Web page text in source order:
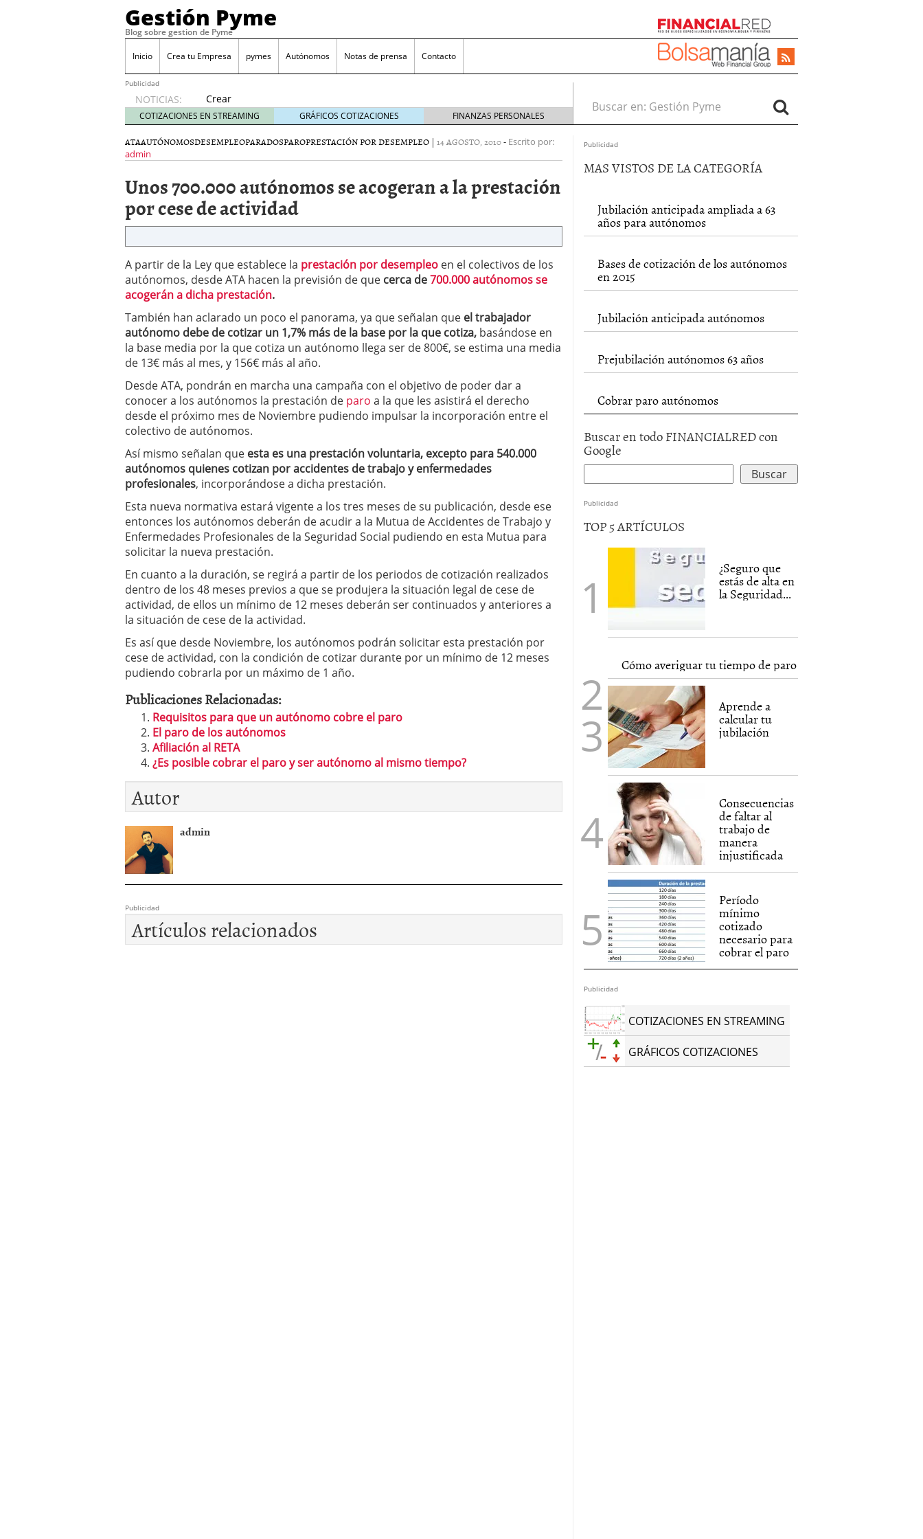
Gestión Pyme
Blog sobre gestion de Pyme
Inicio Crea tu Empresa pymes Autónomos Notas de prensa Contacto
Publicidad
NOTICIAS:
Crear
empresa
online vs
proceso
reales
para
pymes
Sobres de cartón: una inversión rentable para las pymes que venden online
septiembre 4, 2025
Cómo convertir tu negocio en un ecommerce exitoso junio 20, 2025
Los CRM: Impulsores de la Transformación Empresarial
Reubicación internacional: guía rápida para trasladar empleados sin
errores abril 10, 2025
COTIZACIONES EN STREAMING GRÁFICOS COTIZACIONES FINANZAS PERSONALES
Buscar en:
ATAAUTÓNOMOSDESEMPLEOPARADOSPAROPRESTACIÓN POR DESEMPLEO | 14 AGOSTO, 2010- Escrito por:
admin
Unos 700.000 autónomos se acogeran a la prestación
por cese de actividad
A partir de la Ley que establece la prestación por desempleo en el colectivos de los
autónomos, desde ATA hacen la previsión de que cerca de700.000 autónomos se
acogerán a dicha prestación.
También han aclarado un poco el panorama, ya que señalan que el trabajador
autónomo debe de cotizar un 1,7% más de la base por la que cotiza, basándose en
la base media por la que cotiza un autónomo llega ser de 800€, se estima una media
de 13€ más al mes, y 156€ más al año.
Desde ATA, pondrán en marcha una campaña con el objetivo de poder dar a
conocer a los autónomos la prestación de paro a la que les asistirá el derecho
desde el próximo mes de Noviembre pudiendo impulsar la incorporación entre el
colectivo de autónomos.
Así mismo señalan que esta es una prestación voluntaria, excepto para 540.000
autónomos quienes cotizan por accidentes de trabajo y enfermedades
profesionales, incorporándose a dicha prestación.
Esta nueva normativa estará vigente a los tres meses de su publicación, desde ese
entonces los autónomos deberán de acudir a la Mutua de Accidentes de Trabajo y
Enfermedades Profesionales de la Seguridad Social pudiendo en esta Mutua para
solicitar la nueva prestación.
En cuanto a la duración, se regirá a partir de los periodos de cotización realizados
dentro de los 48 meses previos a que se produjera la situación legal de cese de
actividad, de ellos un mínimo de 12 meses deberán ser continuados y anteriores a
la situación de cese de la actividad.
Es así que desde Noviembre, los autónomos podrán solicitar esta prestación por
cese de actividad, con la condición de cotizar durante por un mínimo de 12 meses
pudiendo cobrarla por un máximo de 1 año.
Publicaciones Relacionadas:
Requisitos para que un autónomo cobre el paro
El paro de los autónomos
Afiliación al RETA
¿Es posible cobrar el paro y ser autónomo al mismo tiempo?
Autor
admin
Publicidad
Artículos relacionados
Publicidad
MAS VISTOS DE LA CATEGORÍA
Jubilación anticipada ampliada a 63
años para autónomos
Bases de cotización de los autónomos
en 2015
Jubilación anticipada autónomos
Prejubilación autónomos 63 años
Cobrar paro autónomos
Buscar en todo FINANCIALRED con
Google
Publicidad
TOP 5 ARTÍCULOS
¿Seguro que
estás de alta en
la Seguridad...
Cómo averiguar tu tiempo de paro
Aprende a
calcular tu
jubilación
Consecuencias
de faltar al
trabajo de
manera
injustificada
Período
mínimo
cotizado
necesario para
cobrar el paro
Publicidad
COTIZACIONES EN STREAMING
GRÁFICOS COTIZACIONES